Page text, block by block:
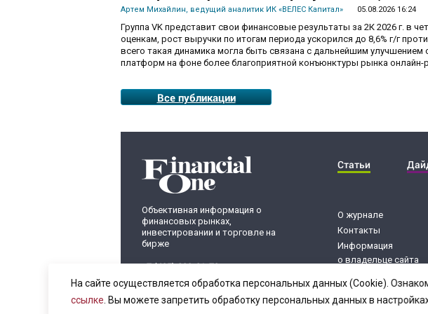
Артем Михайлин, ведущий аналитик ИК «ВЕЛЕС Капитал» 05.08.2026 16:24
Группа VK представит свои финансовые результаты за 2К 2026 г. в
оценкам, рост выручки по итогам периода ускорился до 8,6% г/г
всего такая динамика могла быть связана с дальнейшим улучшением
платформ на фоне более благоприятной конъюнктуры рынка онлайн-
Все публикации
Объективная информация о
финансовых рынках,
инвестировании и торговле на
бирже
+7 (495) 899-01-70
info@fomag.ru
Статьи
О журнале
Контакты
Информация
о владельце сайта
персональных
На сайте осуществляется обработка персональных данных (Cookie).
ссылке . Вы можете запретить обработку персональных данных в